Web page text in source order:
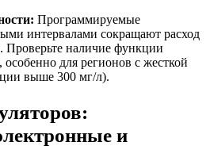
Программируемые
интервалами сокращают расход
Проверьте наличие функции
для регионов с жесткой
выше 300 мг/л).
и